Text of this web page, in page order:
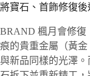
將寶石、首飾修復
BRAND 楓月會修復
痕的貴重金屬（黃
與新品同樣的光澤